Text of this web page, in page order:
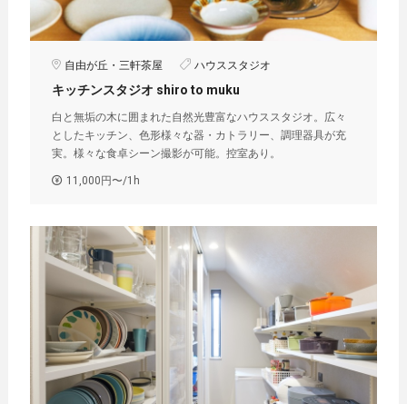
自由が丘・三軒茶屋 ハウススタジオ
キッチンスタジオ shiro to muku
白と無垢の木に囲まれた自然光豊富なハウススタジオ。広々
としたキッチン、色形様々な器・カトラリー、調理器具が充
実。様々な食卓シーン撮影が可能。控室あり。
11,000円〜/1h